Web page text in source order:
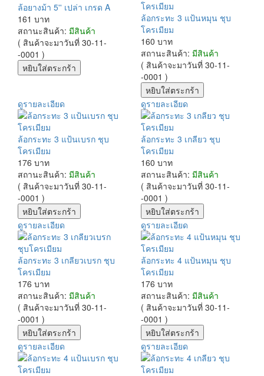
ล้อยางม้า 5'' เปล่า เกรด A
161 บาท
สถานะสินค้า: มีสินค้า
( สินค้าจะมาวันที่ 30-11-
-0001 )
ล้อกระทะ 3 แป้นหมุน ชุบ
โครเมียม
160 บาท
สถานะสินค้า: มีสินค้า
( สินค้าจะมาวันที่ 30-11-
-0001 )
ดูรายละเอียด
ล้อกระทะ 3 แป้นเบรก ชุบ
โครเมียม
176 บาท
สถานะสินค้า: มีสินค้า
( สินค้าจะมาวันที่ 30-11-
-0001 )
ดูรายละเอียด
ล้อกระทะ 3 เกลียว ชุบ
โครเมียม
160 บาท
สถานะสินค้า: มีสินค้า
( สินค้าจะมาวันที่ 30-11-
-0001 )
ดูรายละเอียด
ล้อกระทะ 3 เกลียวเบรก ชุบ
โครเมียม
176 บาท
สถานะสินค้า: มีสินค้า
( สินค้าจะมาวันที่ 30-11-
-0001 )
ดูรายละเอียด
ล้อกระทะ 4 แป้นหมุน ชุบ
โครเมียม
176 บาท
สถานะสินค้า: มีสินค้า
( สินค้าจะมาวันที่ 30-11-
-0001 )
ดูรายละเอียด ดูรายละเอียด